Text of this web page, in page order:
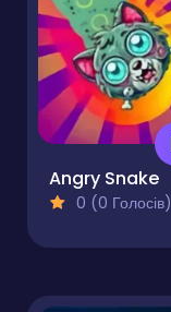
Angry Snake
0 (0 Голосів)